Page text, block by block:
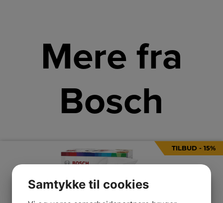
Mere fra
Bosch
TILBUD - 15%
Samtykke til cookies